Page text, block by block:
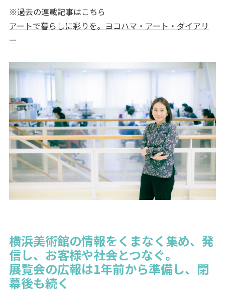
※過去の連載記事はこちら
アートで暮らしに彩りを。ヨコハマ・アート・ダイアリ
ー
横浜美術館の情報をくまなく集め、発
信し、お客様や社会とつなぐ。
展覧会の広報は1年前から準備し、閉
幕後も続く